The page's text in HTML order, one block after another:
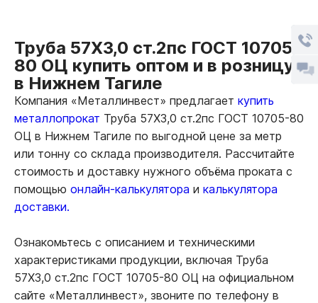
Труба 57Х3,0 ст.2пс ГОСТ 10705-
80 ОЦ купить оптом и в розницу
в Нижнем Тагиле
Компания «Металлинвест» предлагает купить
металлопрокат Труба 57Х3,0 ст.2пс ГОСТ 10705-80
ОЦ в Нижнем Тагиле по выгодной цене за метр
или тонну со склада производителя. Рассчитайте
стоимость и доставку нужного объёма проката с
помощью онлайн-калькулятора и калькулятора
доставки.
Ознакомьтесь с описанием и техническими
характеристиками продукции, включая Труба
57Х3,0 ст.2пс ГОСТ 10705-80 ОЦ на официальном
сайте «Металлинвест», звоните по телефону в